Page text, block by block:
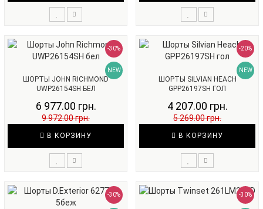
-30%
NEW
ШОРТЫ JOHN RICHMOND
UWP26154SH БЕЛ
6 977.00 грн.
9 972.00 грн.
В КОРЗИНУ
-20%
NEW
ШОРТЫ SILVIAN HEACH
GPP26197SH ГОЛ
4 207.00 грн.
5 269.00 грн.
В КОРЗИНУ
-30% -30%